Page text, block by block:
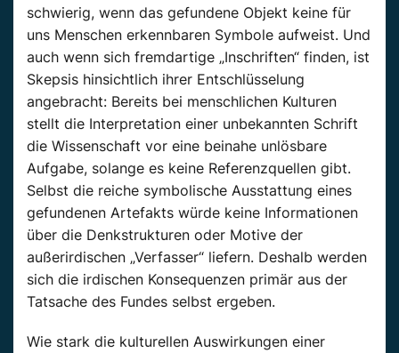
schwierig, wenn das gefundene Objekt keine für
uns Menschen erkennbaren Symbole aufweist. Und
auch wenn sich fremdartige „Inschriften“ finden, ist
Skepsis hinsichtlich ihrer Entschlüsselung
angebracht: Bereits bei menschlichen Kulturen
stellt die Interpretation einer unbekannten Schrift
die Wissenschaft vor eine beinahe unlösbare
Aufgabe, solange es keine Referenzquellen gibt.
Selbst die reiche symbolische Ausstattung eines
gefundenen Artefakts würde keine Informationen
über die Denkstrukturen oder Motive der
außerirdischen „Verfasser“ liefern. Deshalb werden
sich die irdischen Konsequenzen primär aus der
Tatsache des Fundes selbst ergeben.
Wie stark die kulturellen Auswirkungen einer